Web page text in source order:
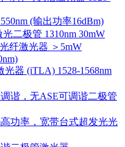
(输出功率16dBm)
二极管 1310nm 30mW
纤激光器 ＞5mW
器 (iTLA) 1528-1568nm
谐，无ASE可调谐二极管
高功率，宽带台式超发光光